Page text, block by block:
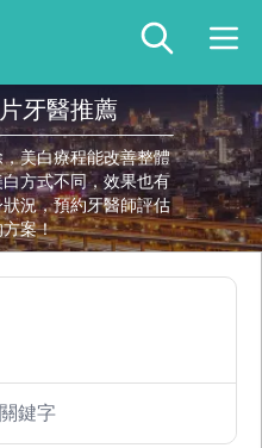
牙醫推薦
美白療程能改善整體
方式不同，效果也有
況，預約牙醫師評估
案！
鍵字